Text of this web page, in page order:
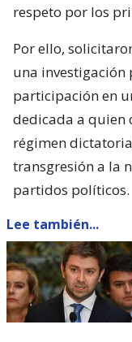
respeto por los
Por ello,
una
participación en
dedicada a quien
régimen
transgresión a la
partidos políticos.
Lee también...